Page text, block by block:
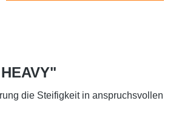
die Steifigkeit in anspruchsvollen